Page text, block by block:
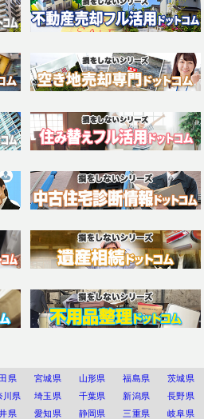
県 宮城県 山形県 福島県
茨城県
川県 埼玉県 千葉県 新潟県
長野県
県 愛知県 静岡県 三重県 岐阜県